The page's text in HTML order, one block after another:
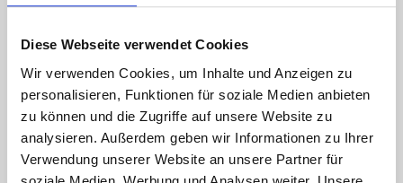
Diese Webseite verwendet Cookies
Wir verwenden Cookies, um Inhalte und Anzeigen zu
personalisieren, Funktionen für soziale Medien anbieten
zu können und die Zugriffe auf unsere Website zu
analysieren. Außerdem geben wir Informationen zu Ihrer
Verwendung unserer Website an unsere Partner für
Hinweis: Sie können Ihre Einwilligung jederzeit für die Zukunft per E-Mail
an info@hegerich-immobilien.de widerrufen. *
* Pflichtfelder